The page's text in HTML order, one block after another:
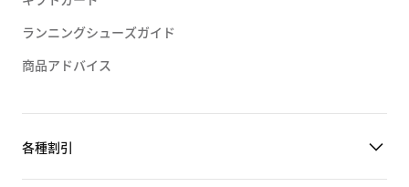
ランニングシューズガイド
商品アドバイス
各種割引